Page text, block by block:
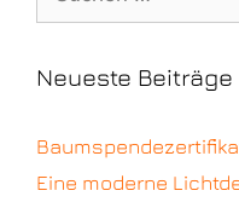
Neueste Beiträge
Eine moderne